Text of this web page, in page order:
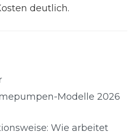
deutlich.
Modelle 2026
Wie arbeitet